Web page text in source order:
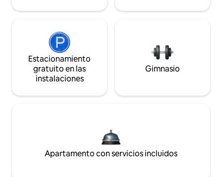
Estacionamiento
gratuito en las
instalaciones
Gimnasio
Apartamento con servicios incluidos